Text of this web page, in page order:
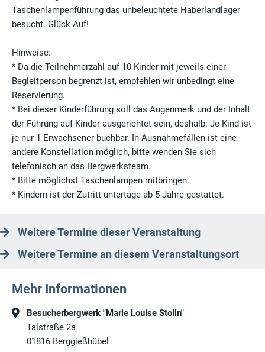
Taschenlampenführung das unbeleuchtete Haberlandlager
besucht. Glück Auf!
Hinweise:
* Da die Teilnehmerzahl auf 10 Kinder mit jeweils einer
Begleitperson begrenzt ist, empfehlen wir unbedingt eine
Reservierung.
* Bei dieser Kinderführung soll das Augenmerk und der Inhalt
der Führung auf Kinder ausgerichtet sein, deshalb: Je Kind ist
je nur 1 Erwachsener buchbar. In Ausnahmefällen ist eine
andere Konstellation möglich, bitte wenden Sie sich
telefonisch an das Bergwerksteam.
* Bitte möglichst Taschenlampen mitbringen.
* Kindern ist der Zutritt untertage ab 5 Jahre gestattet.
Weitere Termine dieser Veranstaltung
Weitere Termine an diesem Veranstaltungsort
Mehr Informationen
Besucherbergwerk "Marie Louise Stolln"
Talstraße 2a
01816 Berggießhübel